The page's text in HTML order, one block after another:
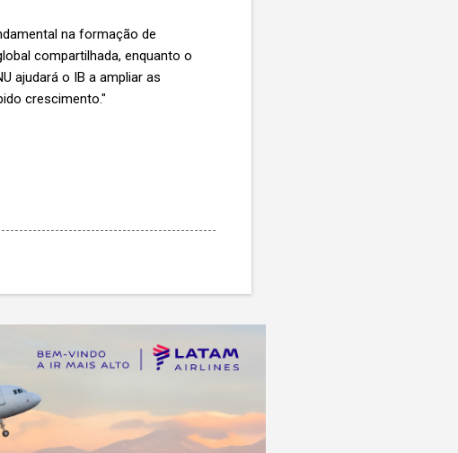
na formação de
compartilhada, enquanto o
ajudará o IB a ampliar as
crescimento."